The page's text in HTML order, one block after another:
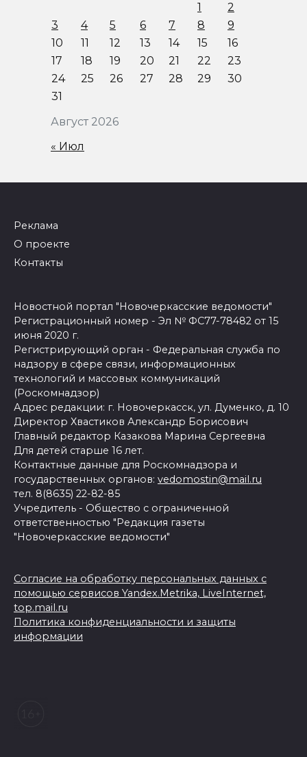
Август 2026
1
2
3
4 5 6 7 8
9
10
11 12 13 14 15
16
17
18 19 20 21 22
23
24
25 26 27 28 29
30
31
« Июл
Реклама
О проекте
Контакты
Новостной портал "Новочеркасские ведомости"
Регистрационный номер - Эл № ФС77-78482 от 15
июня 2020 г.
Регистрирующий орган - Федеральная служба по
надзору в сфере связи, информационных
технологий и массовых коммуникаций
(Роскомнадзор)
Адрес редакции: г. Новочеркасск, ул. Думенко, д. 10
Директор Хвастиков Александр Борисович
Главный редактор Казакова Марина Сергеевна
Для детей старше 16 лет.
Контактные данные для Роскомнадзора и
государственных органов: vedomostin@mail.ru
тел. 8(8635) 22-82-85
Учредитель - Общество с ограниченной
ответственностью "Редакция газеты
"Новочеркасские ведомости"
Согласие на обработку персональных данных с
помощью сервисов Yandex.Metrika, LiveInternet,
top.mail.ru
Политика конфиденциальности и защиты
информации